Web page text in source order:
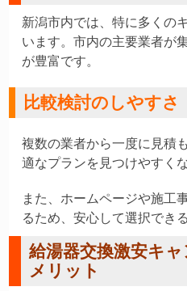
新潟市内では、特に多くの
います。市内の主要業者が
が豊富です。
比較検討のしやすさ
複数の業者から一度に見積
適なプランを見つけやすく
また、ホームページや施工
るため、安心して選択でき
給湯器交換激安キ
メリット